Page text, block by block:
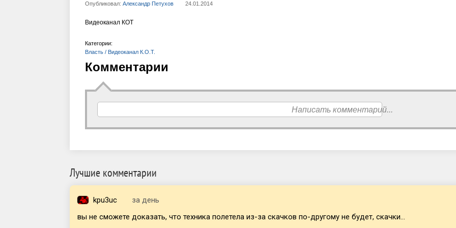
Опубликовал: Александр Петухов 24.01.2014
Видеоканал КОТ
Категории:
Власть / Видеоканал К.О.Т.
Комментарии
Написать комментарий...
Лучшие комментарии
kpu3uc
за день
вы не сможете доказать, что техника полетела из-за скачков по-другому не будет, скачки...